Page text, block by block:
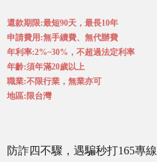
還款期限:最短90天，最長10年
申請費用:無手續費、無代辦費
年利率:2%~30%，不超過法定利率
年齡:須年滿20歲以上
職業:不限行業，無業亦可
地區:限台灣
防詐四不驟，遇騙秒打165專線